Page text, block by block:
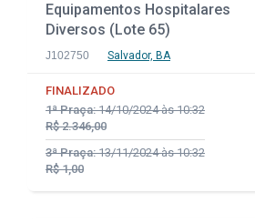
Equipamentos Hospitalares
Diversos (Lote 65)
J102750 Salvador, BA
FINALIZADO
1ª Praça:14/10/2024 às 10:32
R$ 2.346,00
3ª Praça:13/11/2024 às 10:32
R$ 1,00